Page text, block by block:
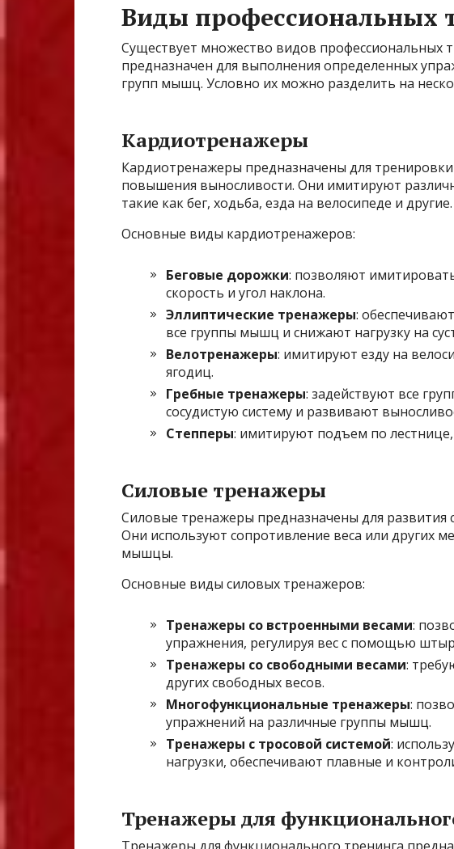
Виды профессиональных
Существует множество видов профессиональных
предназначен для выполнения определенных
групп мышц. Условно их можно разделить на
Кардиотренажеры
Кардиотренажеры предназначены для тренировки
повышения выносливости. Они имитируют
такие как бег, ходьба, езда на велосипеде и другие.
Основные виды кардиотренажеров:
Беговые дорожки: позволяют
скорость и угол наклона.
Эллиптические тренажеры:
все группы мышц и снижают нагрузку на
Велотренажеры: имитируют езду на
ягодиц.
Гребные тренажеры: задействуют все
сосудистую систему и развивают
Степперы: имитируют подъем по
Силовые тренажеры
Силовые тренажеры предназначены для
Они используют сопротивление веса или других
мышцы.
Основные виды силовых тренажеров:
Тренажеры со встроенными весами:
упражнения, регулируя вес с помощью
Тренажеры со свободными весами:
других свободных весов.
Многофункциональные тренажеры:
упражнений на различные группы мышц.
Тренажеры с тросовой системой:
нагрузки, обеспечивают плавные и
Тренажеры для